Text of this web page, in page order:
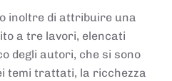
inoltre di attribuire una
a tre lavori, elencati
degli autori, che si sono
temi trattati, la ricchezza